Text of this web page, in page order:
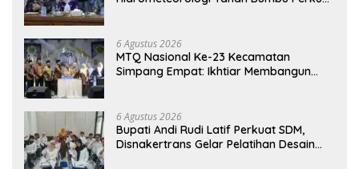
6 Agustus 2026
MTQ Nasional Ke-23 Kecamatan
Simpang Empat: Ikhtiar Membangun
6 Agustus 2026
Bupati Andi Rudi Latif Perkuat SDM,
Disnakertrans Gelar Pelatihan Desain